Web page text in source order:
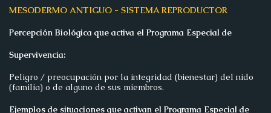
MESODERMO ANTIGUO - SISTEMA REPRODUCTOR
Percepción Biológica que activa el Programa Especial de
Supervivencia:
Peligro / preocupación por la integridad (bienestar) del nido
(familia) o de alguno de sus miembros.
Ejemplos de situaciones que activan el Programa Especial de